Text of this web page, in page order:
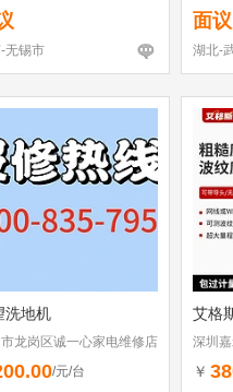
无锡市
面议
湖北-
洗地机
龙岗区诚一心家电维修店
体工商户）/元/台
艾格
深圳
￥